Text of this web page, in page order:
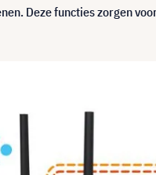
Deze functies zorgen